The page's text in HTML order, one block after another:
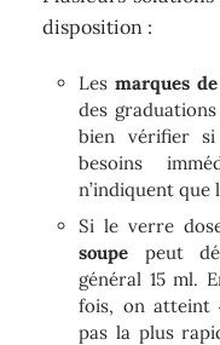
disposition :
Lesmarques
des
bien vérifier
besoins
n’indiquent que
Si le verre
soupe peut
général 15 ml.
fois, on atteint
pas la plus